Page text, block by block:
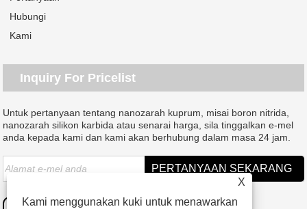
Hubungi
Kami
Inquiry For Pricelist
Untuk pertanyaan tentang nanozarah kuprum, misai boron nitrida,
nanozarah silikon karbida atau senarai harga, sila tinggalkan e-mel
anda kepada kami dan kami akan berhubung dalam masa 24 jam.
X
Kami menggunakan kuki untuk menawarkan